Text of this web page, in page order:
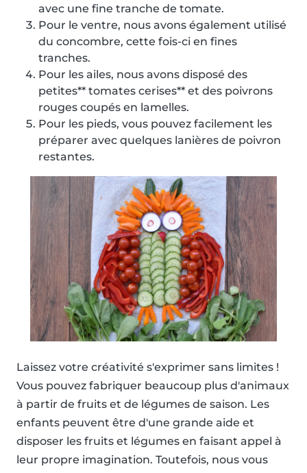
avec une fine tranche de tomate.
Pour le ventre, nous avons également utilisé
du concombre, cette fois-ci en fines
tranches.
Pour les ailes, nous avons disposé des
petites** tomates cerises** et des poivrons
rouges coupés en lamelles.
Pour les pieds, vous pouvez facilement les
préparer avec quelques lanières de poivron
restantes.
Laissez votre créativité s'exprimer sans limites !
Vous pouvez fabriquer beaucoup plus d'animaux
à partir de fruits et de légumes de saison. Les
enfants peuvent être d'une grande aide et
disposer les fruits et légumes en faisant appel à
leur propre imagination. Toutefois, nous vous